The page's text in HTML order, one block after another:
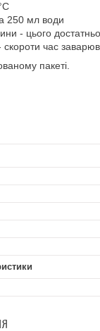
250 мл води
- цього
час
пакеті.